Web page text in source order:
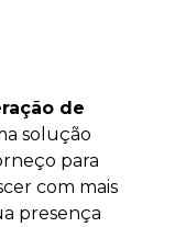
de
solução
para
com mais
presença